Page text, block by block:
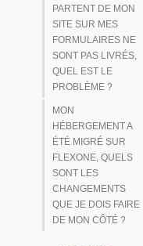
PARTENT DE MON
SITE SUR MES
FORMULAIRES NE
SONT PAS LIVRÉS,
QUEL EST LE
PROBLÈME ?
MON
HÉBERGEMENT A
ÉTÉ MIGRÉ SUR
FLEXONE, QUELS
SONT LES
CHANGEMENTS
QUE JE DOIS FAIRE
DE MON CÔTÉ ?